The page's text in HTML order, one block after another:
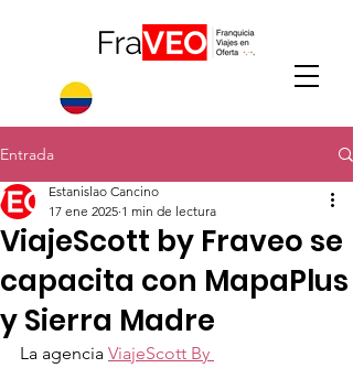
Entrada
ViajeScott by Fraveo se
capacita con MapaPlus
y Sierra Madre
Estanislao Cancino
17 ene 2025 1 min de lectura
La agencia ViajeScott By